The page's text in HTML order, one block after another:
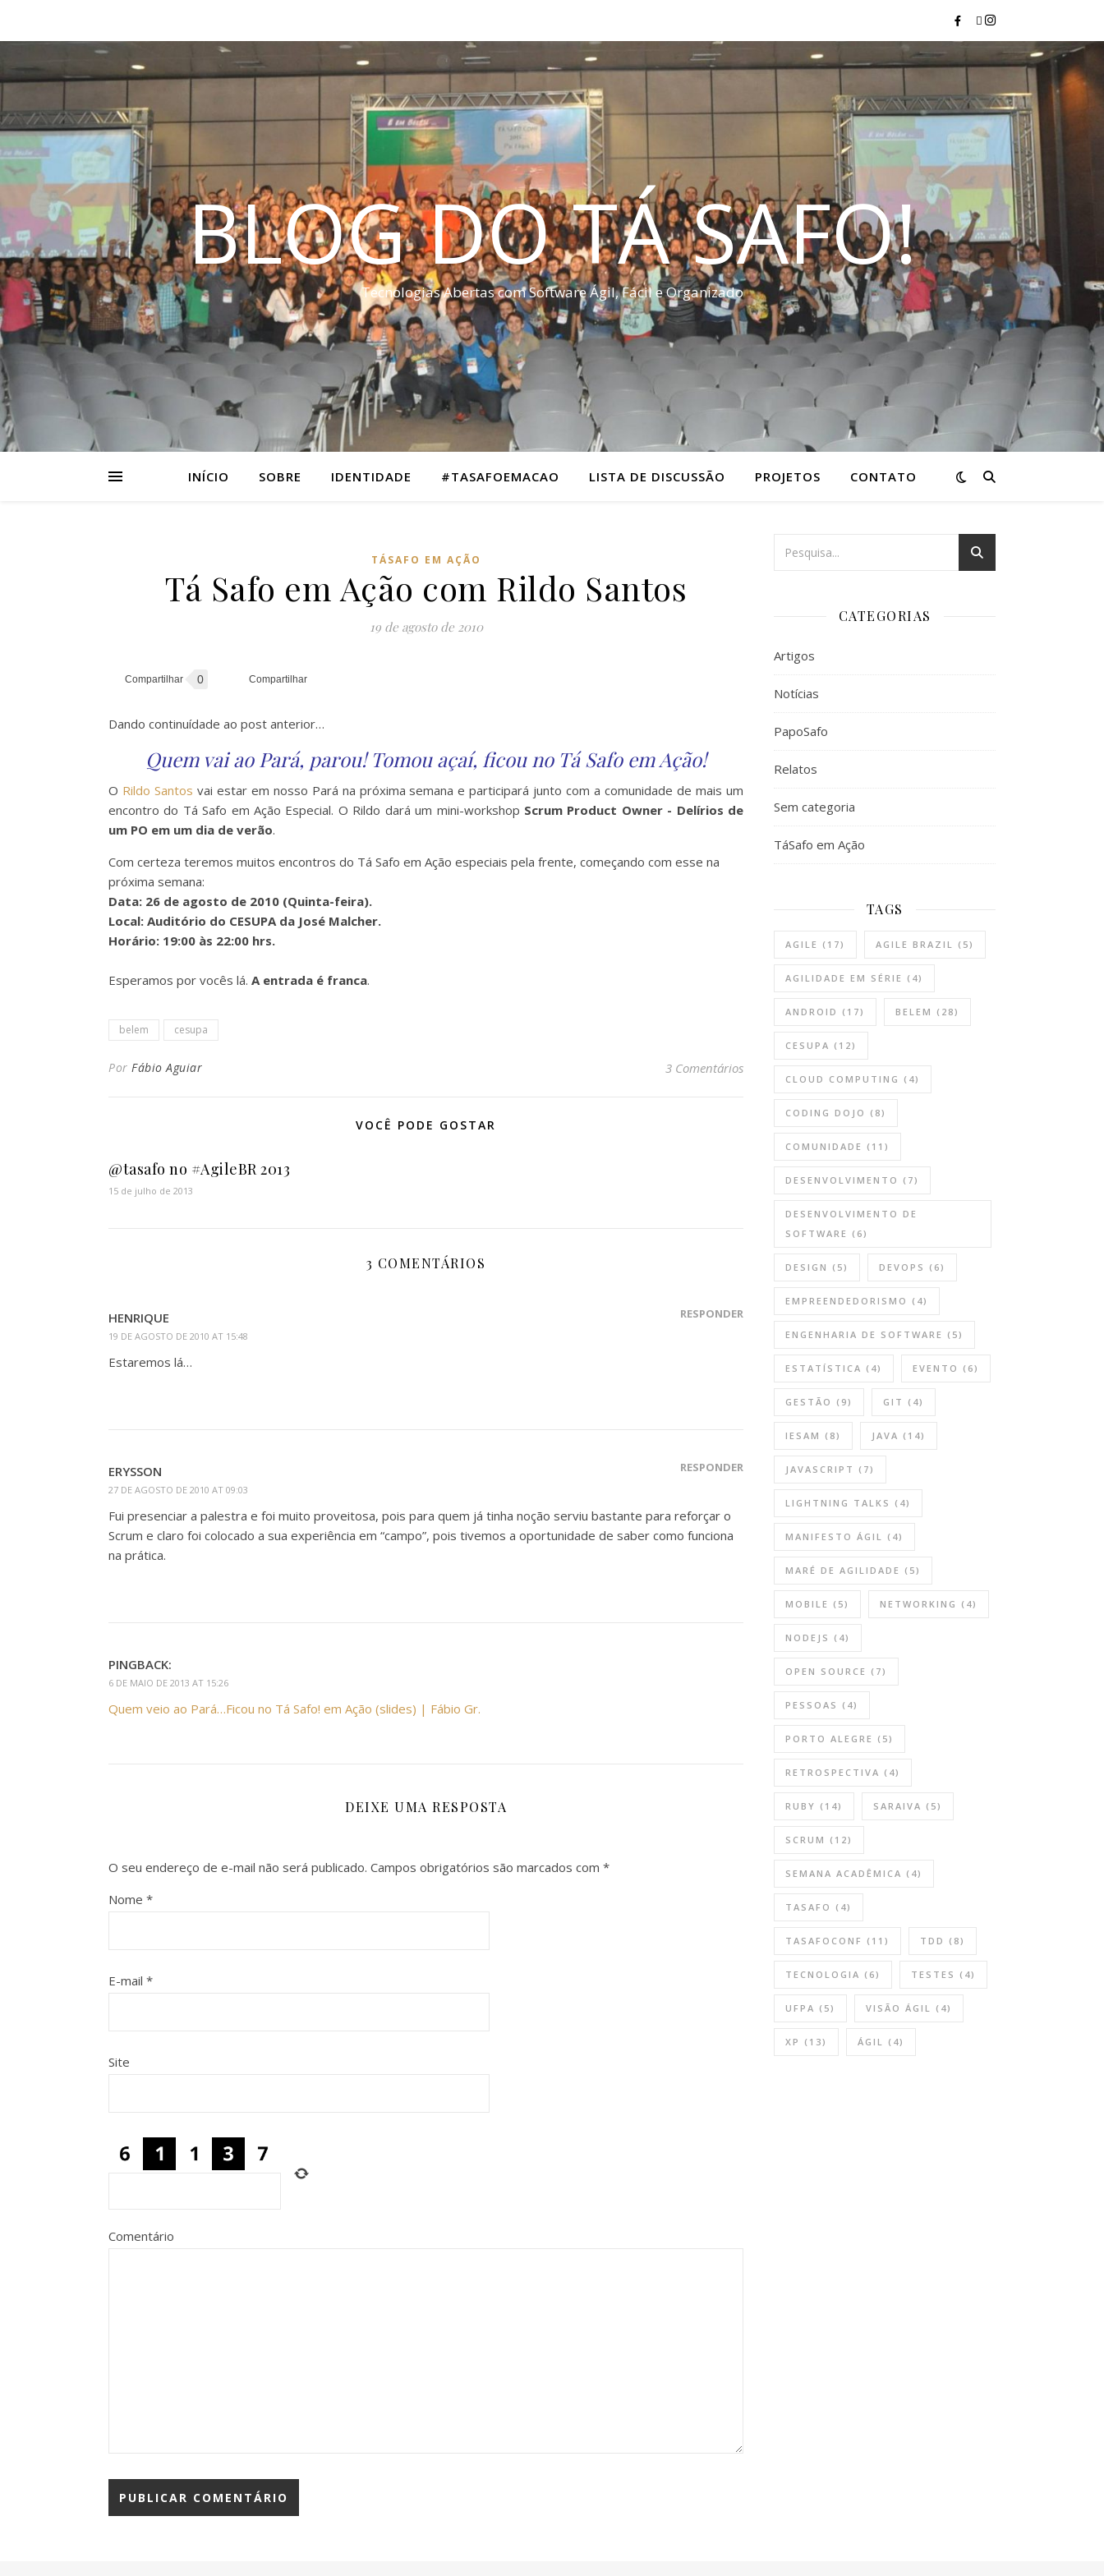
BLOG DO TÁ SAFO!
Tecnologias Abertas com Software Ágil, Fácil e Organizado
INÍCIO SOBRE IDENTIDADE #TASAFOEMACAO LISTA DE DISCUSSÃO PROJETOS CONTATO
TÁSAFO EM AÇÃO
Tá Safo em Ação com Rildo Santos
19 de agosto de 2010
0
Dando continuídade ao post anterior…
Quem vai ao Pará, parou! Tomou açaí, ficou no Tá Safo em Ação!
O Rildo Santos vai estar em nosso Pará na próxima semana e participará junto com a comunidade de mais um
encontro do Tá Safo em Ação Especial. O Rildo dará um mini-workshop Scrum Product Owner - Delírios de
um PO em um dia de verão.
Com certeza teremos muitos encontros do Tá Safo em Ação especiais pela frente, começando com esse na
próxima semana:
Data: 26 de agosto de 2010 (Quinta-feira).
Local: Auditório do CESUPA da José Malcher.
Horário: 19:00 às 22:00 hrs.
Esperamos por vocês lá. A entrada é franca.
belem cesupa
Por Fábio Aguiar 3 Comentários
VOCÊ PODE GOSTAR
@tasafo no #AgileBR 2013
15 de julho de 2013
3 COMENTÁRIOS
HENRIQUE
19 DE AGOSTO DE 2010 AT 15:48
RESPONDER
Estaremos lá…
ERYSSON
27 DE AGOSTO DE 2010 AT 09:03
RESPONDER
Fui presenciar a palestra e foi muito proveitosa, pois para quem já tinha noção serviu bastante para reforçar o
Scrum e claro foi colocado a sua experiência em “campo”, pois tivemos a oportunidade de saber como funciona
na prática.
PINGBACK:
6 DE MAIO DE 2013 AT 15:26
Quem veio ao Pará…Ficou no Tá Safo! em Ação (slides) | Fábio Gr.
DEIXE UMA RESPOSTA
O seu endereço de e-mail não será publicado. Campos obrigatórios são marcados com *
Nome *
E-mail *
Site
Comentário
CATEGORIAS
Artigos
Notícias
PapoSafo
Relatos
Sem categoria
TáSafo em Ação
TAGS
AGILE (17) AGILE BRAZIL (5)
AGILIDADE EM SÉRIE (4)
ANDROID (17) BELEM (28)
CESUPA (12)
CLOUD COMPUTING (4)
CODING DOJO (8)
COMUNIDADE (11)
DESENVOLVIMENTO (7)
DESENVOLVIMENTO DE
SOFTWARE (6)
DESIGN (5) DEVOPS (6)
EMPREENDEDORISMO (4)
ENGENHARIA DE SOFTWARE (5)
ESTATÍSTICA (4) EVENTO (6)
GESTÃO (9) GIT (4)
IESAM (8) JAVA (14)
JAVASCRIPT (7)
LIGHTNING TALKS (4)
MANIFESTO ÁGIL (4)
MARÉ DE AGILIDADE (5)
MOBILE (5) NETWORKING (4)
NODEJS (4)
OPEN SOURCE (7)
PESSOAS (4)
PORTO ALEGRE (5)
RETROSPECTIVA (4)
RUBY (14) SARAIVA (5)
SCRUM (12)
SEMANA ACADÊMICA (4)
TASAFO (4)
TASAFOCONF (11) TDD (8)
TECNOLOGIA (6) TESTES (4)
UFPA (5) VISÃO ÁGIL (4)
XP (13) ÁGIL (4)